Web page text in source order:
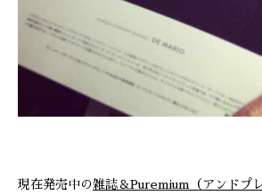
現在発売中の雑誌＆Puremium（アンドプ